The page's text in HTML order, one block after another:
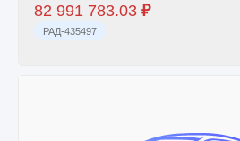
82 991 783.03 ₽
РАД-435497